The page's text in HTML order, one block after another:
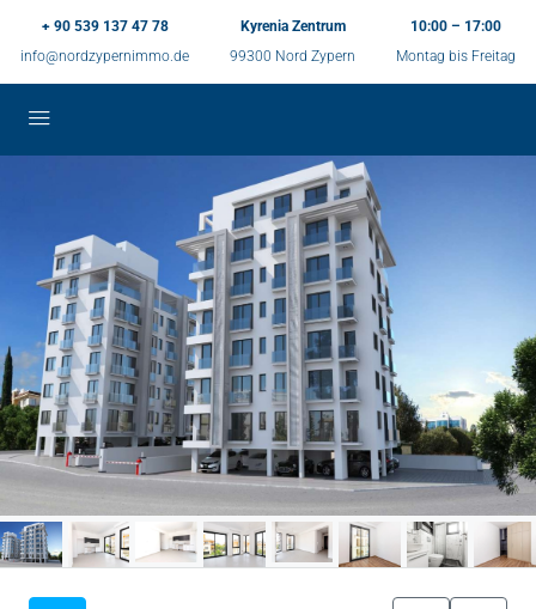
+ 90 539 137 47 78
info@nordzypernimmo.de
Kyrenia Zentrum
99300 Nord Zypern
10:00 – 17:00
Montag bis Freitag